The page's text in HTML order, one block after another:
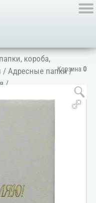
Корзина 0
короба,
/Адресные папки/
/